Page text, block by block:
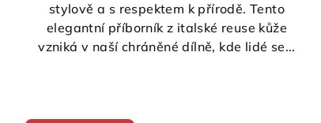
stylově a s respektem k přírodě. Tento
elegantní příborník z italské reuse kůže
vzniká v naší chráněné dílně, kde lidé se...